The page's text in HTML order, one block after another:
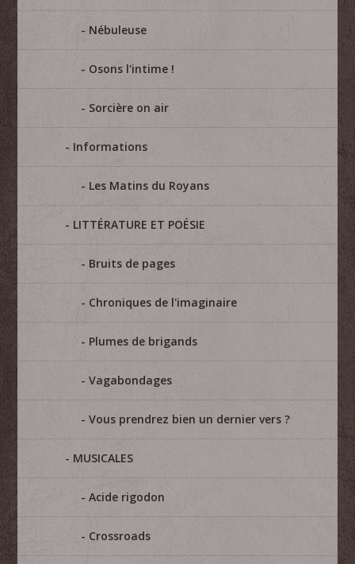
Nébuleuse
Osons l'intime !
Sorcière on air
Informations
Les Matins du Royans
LITTÉRATURE ET POÉSIE
Bruits de pages
Chroniques de l'imaginaire
Plumes de brigands
Vagabondages
Vous prendrez bien un dernier vers ?
MUSICALES
Acide rigodon
Crossroads